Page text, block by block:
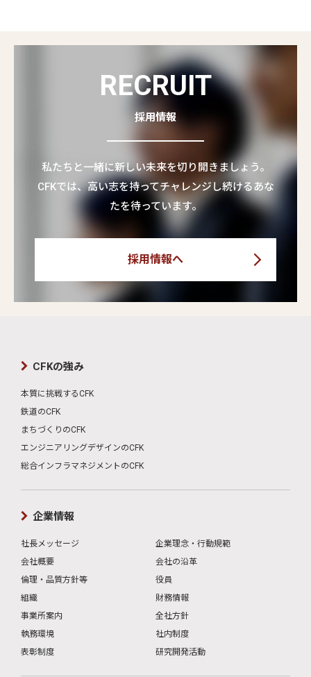
RECRUIT
採用情報
私たちと一緒に新しい未来を切り開きましょう。
CFKでは、高い志を持ってチャレンジし続けるあな
たを待っています。
採用情報へ
CFKの強み
本質に挑戦するCFK
鉄道のCFK
まちづくりのCFK
エンジニアリングデザインのCFK
総合インフラマネジメントのCFK
企業情報
社長メッセージ
企業理念・行動規範
会社概要
会社の沿革
倫理・品質方針等
役員
組織
財務情報
事業所案内
全社方針
執務環境
社内制度
表彰制度
研究開発活動